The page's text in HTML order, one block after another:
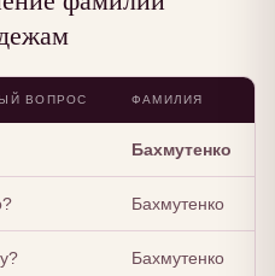
ВОПРОС ФАМИЛИЯ
Бахмутенко
Бахмутенко
Бахмутенко